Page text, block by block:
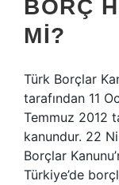
BORÇ
MI?
Türk Borçlar
tarafından 11
Temmuz 2012
kanundur. 22
Borçlar
Türkiye’de